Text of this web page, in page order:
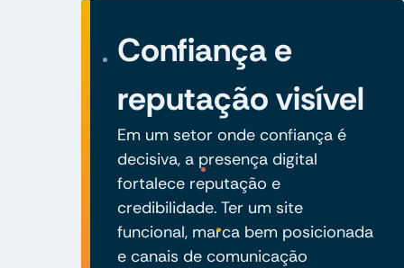
Confiança e
reputação visível
Em um setor onde confiança é
decisiva, a presença digital
fortalece reputação e
credibilidade. Ter um site
funcional, marca bem posicionada
e canais de comunicação